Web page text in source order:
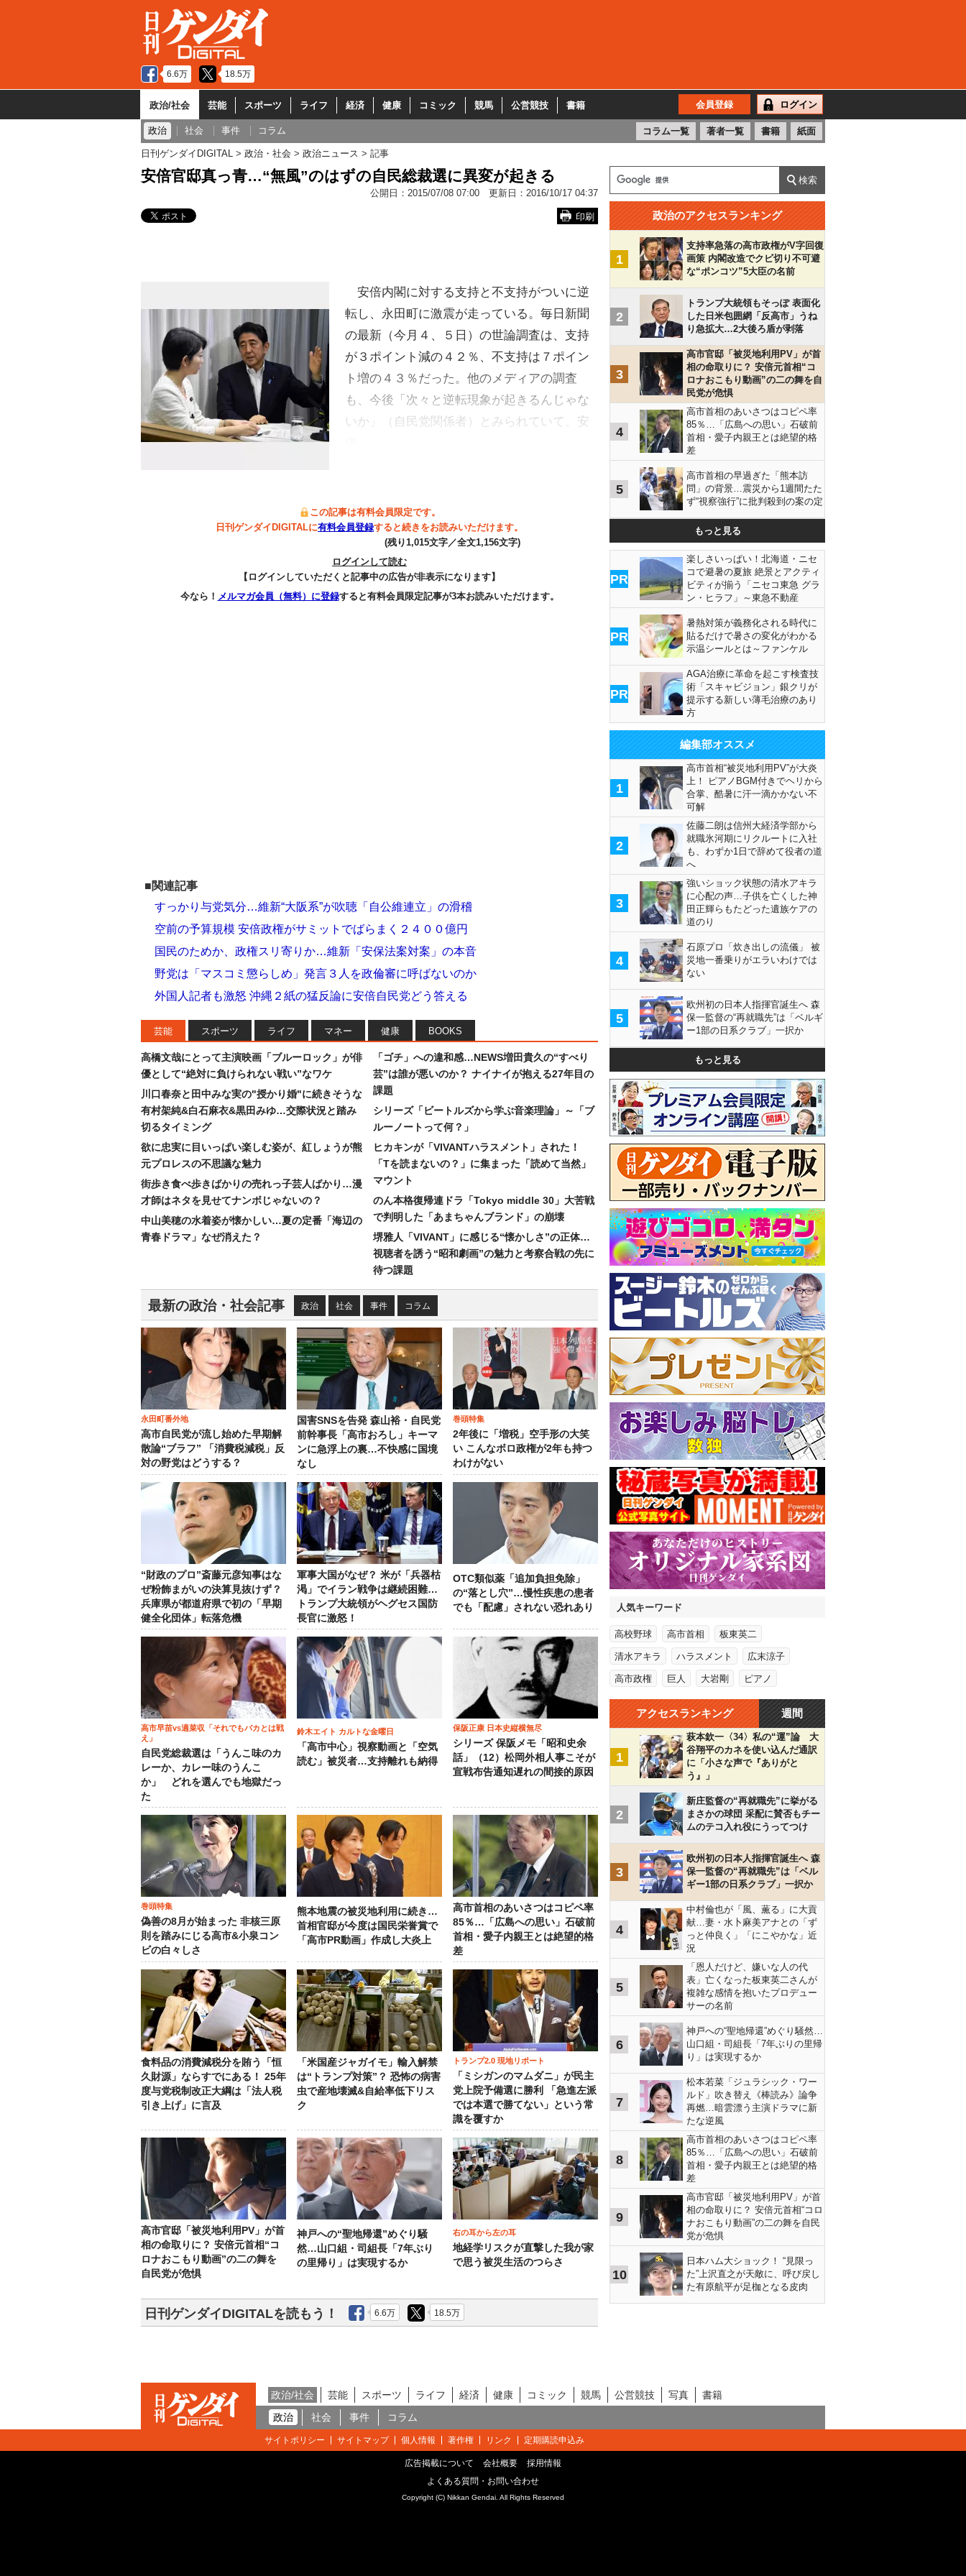
6.6万 18.5万
政治/社会 芸能 スポーツ ライフ 経済 健康 コミック 競馬 公営競技 書籍 会員登録 ログイン
政治 社会 事件 コラム コラム一覧 著者一覧 書籍 紙面
日刊ゲンダイDIGITAL 政治・社会 政治ニュース 記事
安倍官邸真っ青…“無風”のはずの自民総裁選に異変が起きる
公開日： 2015/07/08 07:00 更新日： 2016/10/17 04:37
印刷
安倍内閣に対する支持と不支持がついに逆
転し、永田町に激震が走っている。毎日新聞
の最新（今月４、５日）の世論調査は、支持
が３ポイント減の４２％、不支持は７ポイン
ト増の４３％だった。他のメディアの調査
も、今後「次々と逆転現象が起きるんじゃな
いか」（自民党関係者）とみられていて、安
この記事は有料会員限定です。
日刊ゲンダイDIGITALに有料会員登録すると続きをお読みいただけます。
(残り1,015文字／全文1,156文字)
ログインして読む
【ログインしていただくと記事中の広告が非表示になります】
今なら！ メルマガ会員（無料）に登録すると有料会員限定記事が3本お読みいただけます。
■関連記事
すっかり与党気分…維新“大阪系”が吹聴「自公維連立」の滑稽
空前の予算規模 安倍政権がサミットでばらまく２４００億円
国民のためか、政権スリ寄りか…維新「安保法案対案」の本音
野党は「マスコミ懲らしめ」発言３人を政倫審に呼ばないのか
外国人記者も激怒 沖縄２紙の猛反論に安倍自民党どう答える
芸能 スポーツ ライフ マネー 健康 BOOKS
高橋文哉にとって主演映画「ブルーロック」が俳
優として“絶対に負けられない戦い”なワケ
川口春奈と田中みな実の"授かり婚"に続きそうな
有村架純&白石麻衣&黒田みゆ…交際状況と踏み
切るタイミング
欲に忠実に目いっぱい楽しむ姿が、紅しょうが熊
元プロレスの不思議な魅力
街歩き食べ歩きばかりの売れっ子芸人ばかり…漫
才師はネタを見せてナンボじゃないの？
中山美穂の水着姿が懐かしい…夏の定番「海辺の
青春ドラマ」なぜ消えた？
「ゴチ」への違和感…NEWS増田貴久の“すべり
芸”は誰が悪いのか？ ナイナイが抱える27年目の
課題
シリーズ「ビートルズから学ぶ音楽理論」～「ブ
ルーノートって何？」
ヒカキンが「VIVANTハラスメント」された！
「Tを読まないの？」に集まった「読めて当然」
マウント
のん本格復帰連ドラ「Tokyo middle 30」大苦戦
で判明した「あまちゃんブランド」の崩壊
堺雅人「VIVANT」に感じる“懐かしさ”の正体…
視聴者を誘う“昭和劇画”の魅力と考察合戦の先に
待つ課題
最新の政治・社会記事 政治 社会 事件 コラム
永田町番外地
高市自民党が流し始めた早期解
散論“ブラフ” 「消費税減税」反
対の野党はどうする？
国害SNSを告発 森山裕・自民党
前幹事長「高市おろし」キーマ
ンに急浮上の裏…不快感に国境
なし
巻頭特集
2年後に「増税」空手形の大笑
い こんなボロ政権が2年も持つ
わけがない
“財政のプロ”斎藤元彦知事はな
ぜ粉飾まがいの決算見抜けず？
兵庫県が都道府県で初の「早期
健全化団体」転落危機
軍事大国がなぜ？ 米が「兵器枯
渇」でイラン戦争は継続困難…
トランプ大統領がヘグセス国防
長官に激怒！
OTC類似薬「追加負担免除」
の“落とし穴”…慢性疾患の患者
でも「配慮」されない恐れあり
高市早苗vs適菜収「それでもバカとは戦
え」
自民党総裁選は「うんこ味のカ
レーか、カレー味のうんこ
か」 どれを選んでも地獄だっ
た
鈴木エイト カルトな金曜日
「高市中心」視察動画と「空気
読む」被災者…支持離れも納得
保阪正康 日本史縦横無尽
シリーズ 保阪メモ「昭和史余
話」（12）松岡外相人事こそが
宣戦布告通知遅れの間接的原因
巻頭特集
偽善の8月が始まった 非核三原
則を踏みにじる高市&小泉コン
ビの白々しさ
熊本地震の被災地利用に続き…
首相官邸が今度は国民栄誉賞で
「高市PR動画」作成し大炎上
高市首相のあいさつはコピペ率
85％…「広島への思い」石破前
首相・愛子内親王とは絶望的格
差
食料品の消費減税分を賄う「恒
久財源」ならすでにある！ 25年
度与党税制改正大綱は「法人税
引き上げ」に言及
「米国産ジャガイモ」輸入解禁
は“トランプ対策”？ 恐怖の病害
虫で産地壊滅&自給率低下リス
ク
トランプ2.0 現地リポート
「ミシガンのマムダニ」が民主
党上院予備選に勝利 「急進左派
では本選で勝てない」という常
識を覆すか
高市官邸「被災地利用PV」が首
相の命取りに？ 安倍元首相“コ
ロナおこもり動画”の二の舞を
自民党が危惧
神戸への“聖地帰還”めぐり騒
然…山口組・司組長「7年ぶり
の里帰り」は実現するか
右の耳から左の耳
地経学リスクが直撃した我が家
で思う被災生活のつらさ
日刊ゲンダイDIGITALを読もう！ 6.6万 18.5万
政治のアクセスランキング
1
支持率急落の高市政権がV字回復
画策 内閣改造でクビ切り不可避
な“ポンコツ”5大臣の名前
2
トランプ大統領もそっぽ 表面化
した日米包囲網「反高市」うね
り急拡大…2大後ろ盾が剥落
3
高市官邸「被災地利用PV」が首
相の命取りに？ 安倍元首相“コ
ロナおこもり動画”の二の舞を自
民党が危惧
4
高市首相のあいさつはコピペ率
85％…「広島への思い」石破前
首相・愛子内親王とは絶望的格
差
5
高市首相の早過ぎた「熊本訪
問」の背景…震災から1週間たた
ず“視察強行”に批判殺到の案の定
もっと見る
PR
楽しさいっぱい！北海道・ニセ
コで避暑の夏旅 絶景とアクティ
ビティが揃う「ニセコ東急 グラ
ン・ヒラフ」～東急不動産
PR
暑熱対策が義務化される時代に
貼るだけで暑さの変化がわかる
示温シールとは～ファンケル
PR
AGA治療に革命を起こす検査技
術「スキャビジョン」銀クリが
提示する新しい薄毛治療のあり
方
編集部オススメ
1
高市首相“被災地利用PV”が大炎
上！ ピアノBGM付きでヘリから
合掌、酷暑に汗一滴かかない不
可解
2
佐藤二朗は信州大経済学部から
就職氷河期にリクルートに入社
も、わずか1日で辞めて役者の道
へ
3
強いショック状態の清水アキラ
に心配の声…子供を亡くした神
田正輝らもたどった遺族ケアの
道のり
4
石原プロ「炊き出しの流儀」 被
災地一番乗りがエラいわけでは
ない
5
欧州初の日本人指揮官誕生へ 森
保一監督の“再就職先”は「ベルギ
ー1部の日系クラブ」一択か
もっと見る
人気キーワード
高校野球 高市首相 板東英二
清水アキラ ハラスメント 広末涼子
高市政権 巨人 大岩剛 ピアノ
アクセスランキング 週間
1
萩本欽一〈34〉私の“運”論 大
谷翔平のカネを使い込んだ通訳
に「小さな声で『ありがと
う』」
2
新庄監督の“再就職先”に挙がる
まさかの球団 采配に賛否もチー
ムのテコ入れ役にうってつけ
3
欧州初の日本人指揮官誕生へ 森
保一監督の“再就職先”は「ベル
ギー1部の日系クラブ」一択か
4
中村倫也が「風、薫る」に大貢
献…妻・水卜麻美アナとの「ず
っと仲良く」「にこやかな」近
況
5
「恩人だけど、嫌いな人の代
表」亡くなった板東英二さんが
複雑な感情を抱いたプロデュー
サーの名前
6
神戸への“聖地帰還”めぐり騒然…
山口組・司組長「7年ぶりの里帰
り」は実現するか
7
松本若菜「ジュラシック・ワー
ルド」吹き替え《棒読み》論争
再燃…暗雲漂う主演ドラマに新
たな逆風
8
高市首相のあいさつはコピペ率
85％…「広島への思い」石破前
首相・愛子内親王とは絶望的格
差
9
高市官邸「被災地利用PV」が首
相の命取りに？ 安倍元首相“コロ
ナおこもり動画”の二の舞を自民
党が危惧
10
日本ハム大ショック！ “見限っ
た”上沢直之が天敵に、呼び戻し
た有原航平が足枷となる皮肉
政治/社会 芸能 スポーツ ライフ 経済 健康 コミック 競馬 公営競技 写真
書籍
政治
社会 事件 コラム
サイトポリシー サイトマップ 個人情報 著作権 リンク 定期購読申込み
広告掲載について 会社概要
採用情報
よくある質問・お問い合わせ
Copyright (C) Nikkan Gendai. All Rights Reserved